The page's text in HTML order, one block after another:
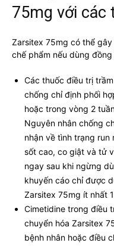
75mg với các
Zarsitex 75mg có thể
chế phẩm nếu dùng
Các thuốc điều trị
chống chỉ định phối
hoặc trong vòng 2
Nguyên nhân chống
nhận về tình trạng run
sốt cao, co giật và tử
ngay sau khi ngừng
khuyến cáo chỉ được
Zarsitex 75mg ít nhất
Cimetidine trong điều
chuyển hóa Zarsitex
bệnh nhân hoặc điều